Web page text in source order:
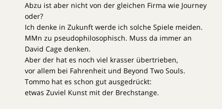
Abzu ist aber nicht von der gleichen Firma wie Journey
oder?
Ich denke in Zukunft werde ich solche Spiele meiden.
MMn zu pseudophilosophisch. Muss da immer an
David Cage denken.
Aber der hat es noch viel krasser übertrieben,
vor allem bei Fahrenheit und Beyond Two Souls.
Tommo hat es schon gut ausgedrückt:
etwas Zuviel Kunst mit der Brechstange.